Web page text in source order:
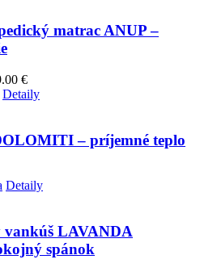
matrac ANUP –
€Price
range:
1079.00 €
Tento
viacero
variantov.
si
môžete
stránke
produktu.
Detaily
– príjemné teplo
Detaily
vankúš LAVANDA
spánok